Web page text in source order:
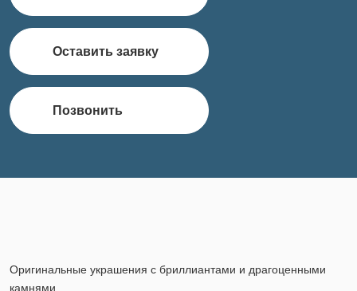
Оставить заявку
Позвонить
Оригинальные украшения с бриллиантами и драгоценными
камнями